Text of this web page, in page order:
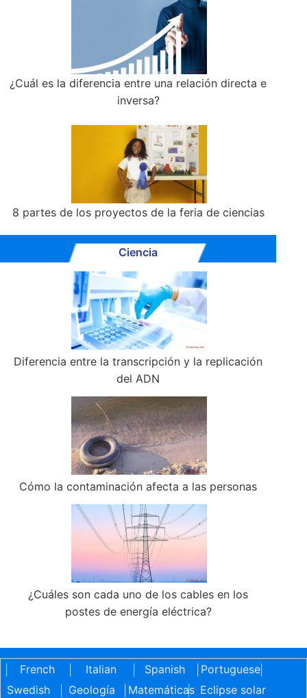
¿Cuál es la diferencia entre una relación directa e
inversa?
8 partes de los proyectos de la feria de ciencias
Ciencia
Diferencia entre la transcripción y la replicación
del ADN
Cómo la contaminación afecta a las personas
¿Cuáles son cada uno de los cables en los
postes de energía eléctrica?
French Italian Spanish Portuguese|
Swedish
Geología Matemáticas
| Eclipse solar